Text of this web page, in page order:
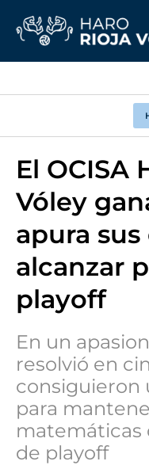
El OCISA
Vóley
apura
alcanzar
playoff
En un
resolvió en
consiguieron
para
matemáticas
de playoff